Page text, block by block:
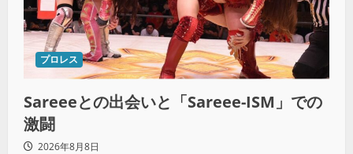
プロレス
Sareeeとの出会いと「Sareee-ISM」での
激闘
2026年8月8日